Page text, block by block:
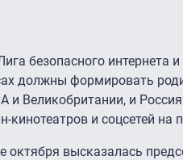
безопасного интернета и
должны формировать
и Великобритании, и Россия
и соцсетей на
высказалась